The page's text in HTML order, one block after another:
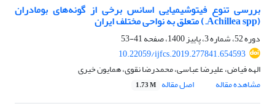
بررسی تنوع فیتوشیمیایی اسانس برخی از گونه‌های بومادران
(Achillea spp.) متعلق به نواحی مختلف ایران
دوره 52، شماره 3، پاییز 1400، صفحه
41-53
10.22059/ijfcs.2019.277841.654593
الهه فیاض، علیرضا عباسی، محمدرضا نقوی، همایون خیری
مشاهده مقاله
اصل مقاله 1.73 M